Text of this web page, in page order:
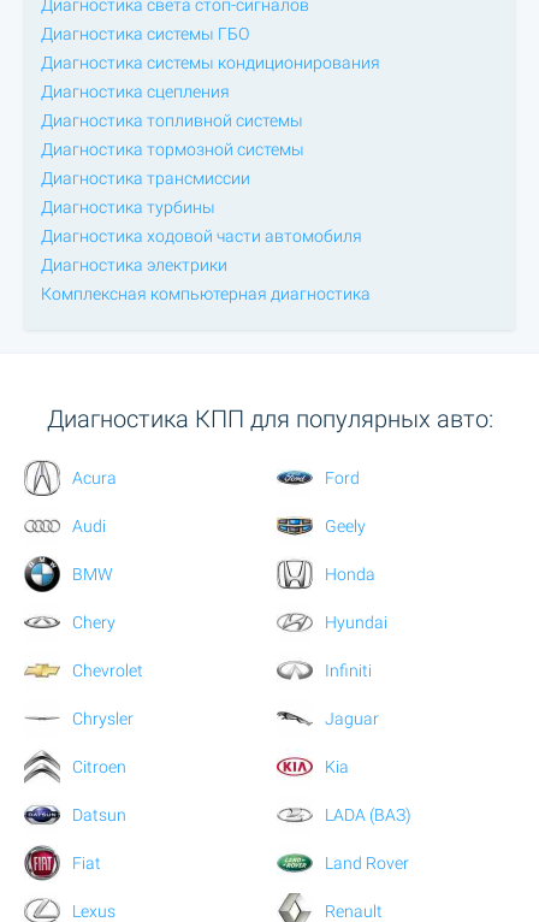
Диагностика света стоп-сигналов
Диагностика системы ГБО
Диагностика системы кондиционирования
Диагностика сцепления
Диагностика топливной системы
Диагностика тормозной системы
Диагностика трансмиссии
Диагностика турбины
Диагностика ходовой части автомобиля
Диагностика электрики
Комплексная компьютерная диагностика
Диагностика КПП для популярных авто:
Acura
Audi
BMW
Chery
Chevrolet
Chrysler
Citroen
Datsun
Fiat
Ford
Geely
Honda
Hyundai
Infiniti
Jaguar
Kia
LADA (ВАЗ)
Land Rover
Lexus Renault